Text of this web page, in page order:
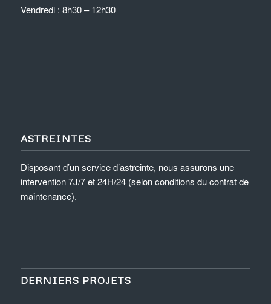
Vendredi : 8h30 – 12h30
ASTREINTES
Disposant d’un service d’astreinte, nous assurons une
intervention 7J/7 et 24H/24 (selon conditions du contrat de
maintenance).
DERNIERS PROJETS